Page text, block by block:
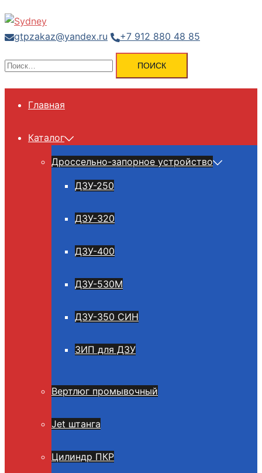
Перейти
содержимому
gtpzakaz@yandex.ru
+7 912 880 48 85
Найти:
Главная
Каталог
Дроссельно-запорное устройство
ДЗУ-250
ДЗУ-320
ДЗУ-400
ДЗУ-530М
ДЗУ-350 СИН
ЗИП для ДЗУ
Вертлюг промывочный
Jet штанга
Цилиндр ПКР